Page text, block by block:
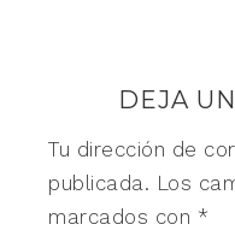
DEJA
Tu dirección de
publicada. Los
marcados con *